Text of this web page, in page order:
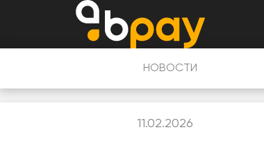
НОВОСТИ
11.02.2026